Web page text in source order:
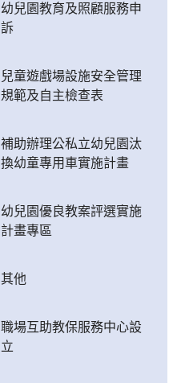
幼兒園教育及照顧服務申
訴
兒童遊戲場設施安全管理
規範及自主檢查表
補助辦理公私立幼兒園汰
換幼童專用車實施計畫
幼兒園優良教案評選實施
計畫專區
其他
職場互助教保服務中心設
立